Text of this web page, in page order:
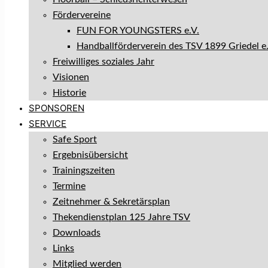
Fördervereine
FUN FOR YOUNGSTERS e.V.
Handballförderverein des TSV 1899 Griedel
Freiwilliges soziales Jahr
Visionen
Historie
SPONSOREN
SERVICE
Safe Sport
Ergebnisübersicht
Trainingszeiten
Termine
Zeitnehmer & Sekretärsplan
Thekendienstplan 125 Jahre TSV
Downloads
Links
Mitglied werden